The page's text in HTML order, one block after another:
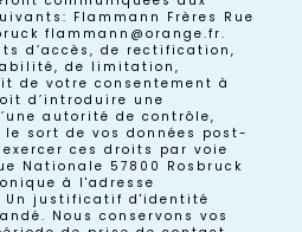
Flammann Frères Rue
flammann@orange.fr.
d’accès, de rectification,
de limitation,
de votre consentement à
d’introduire une
autorité de contrôle,
sort de vos données post-
ces droits par voie
Nationale 57800 Rosbruck
à l'adresse
Un justificatif d'identité
Nous conservons vos